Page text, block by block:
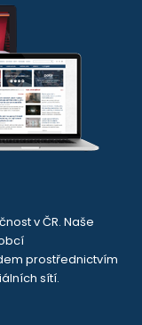
v ČR. Naše
prostřednictvím
sítí.